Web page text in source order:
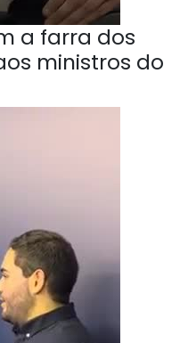
a farra dos
ministros do